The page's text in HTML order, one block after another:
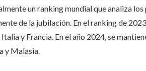
un ranking mundial que analiza
de la jubilación. En el ranking de
y Francia. En el año 2024, se
y Malasia.